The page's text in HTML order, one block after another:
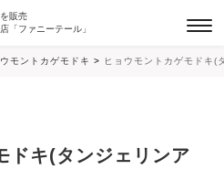
販売
「ファニーテール」
モントカゲモドキ > ヒョウモントカゲモドキ
ドキ(タンジェリンア